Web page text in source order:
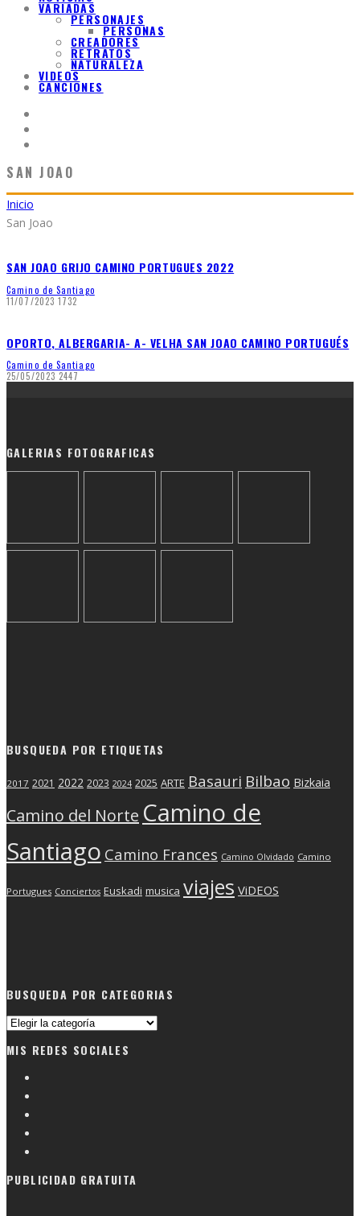
VARIADAS
PERSONAJES
PERSONAS
CREADORES
RETRATOS
NATURALEZA
VIDEOS
CANCIONES
SAN JOAO
Inicio
San Joao
SAN JOAO GRIJO CAMINO PORTUGUES 2022
Camino de Santiago
11/07/2023 1732
OPORTO, ALBERGARIA- A- VELHA SAN JOAO CAMINO PORTUGUÉS
Camino de Santiago
25/05/2023 2447
GALERIAS FOTOGRAFICAS
BUSQUEDA POR ETIQUETAS
2017 2021 2022 2023 2024 2025 ARTE Basauri Bilbao Bizkaia
Camino del Norte Camino de
Santiago Camino Frances Camino Olvidado Camino
Portugues Conciertos Euskadi musica viajes ViDEOS
BUSQUEDA POR CATEGORIAS
Busqueda
categorias
MIS REDES SOCIALES
PUBLICIDAD GRATUITA